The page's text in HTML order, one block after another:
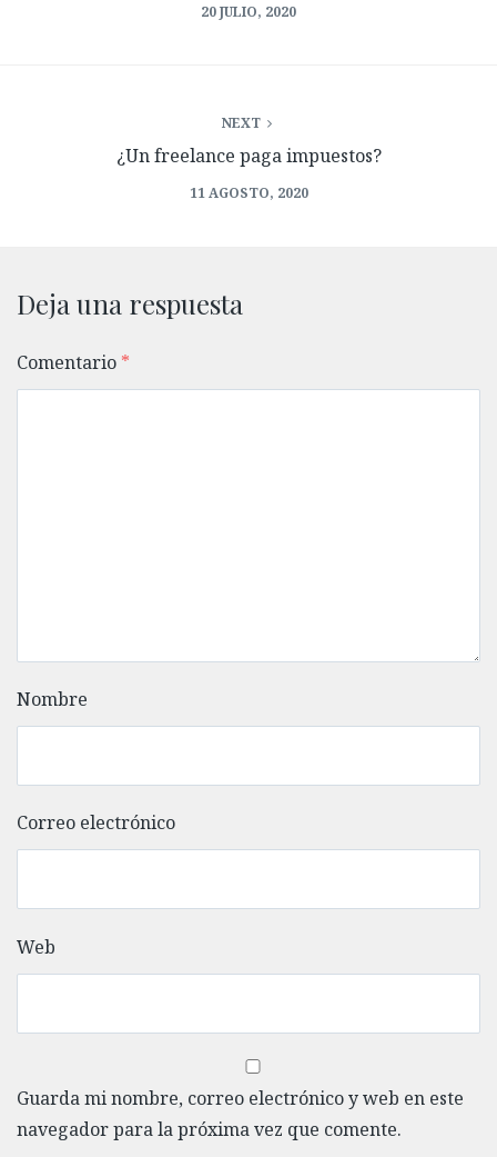
20 JULIO, 2020
NEXT
¿Un freelance paga impuestos?
11 AGOSTO, 2020
Deja una respuesta
Comentario *
Nombre
Correo electrónico
Web
Guarda mi nombre, correo electrónico y web en este
navegador para la próxima vez que comente.